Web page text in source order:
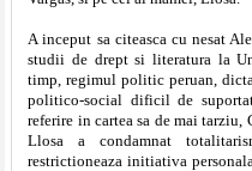
A inceput sa citeasca cu nesat
studii de drept si literatura la
timp, regimul politic peruan,
politico-social dificil de
referire in cartea sa de mai
Llosa a condamnat
restrictioneaza initiativa